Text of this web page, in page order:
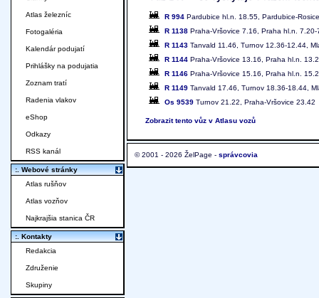
R 994 Pardubice hl.n. 18.55, Pardubice-
R 1138 Praha-Vršovice 7.16, Praha hl.n.
R 1143 Tanvald 11.46, Turnov 12.36-12.44,
R 1144 Praha-Vršovice 13.16, Praha hl.n.
R 1146 Praha-Vršovice 15.16, Praha hl.n.
R 1149 Tanvald 17.46, Turnov 18.36-18.44,
Os 9539 Turnov 21.22, Praha-Vršovice 23.42
Zobrazit tento vůz v Atlasu vozů
© 2001 - 2026 ŽelPage - správcovia
Atlas železníc
Fotogaléria
Kalendár podujatí
Prihlášky na podujatia
Zoznam tratí
Radenia vlakov
eShop
Odkazy
RSS kanál
:. Webové stránky
Atlas rušňov
Atlas vozňov
Najkrajšia stanica ČR
:. Kontakty
Redakcia
Združenie
Skupiny